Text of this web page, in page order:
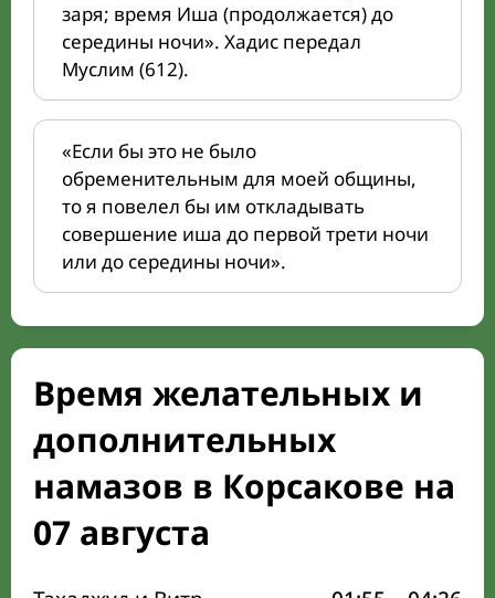
заря; время Иша (продолжается) до
середины ночи». Хадис передал
Муслим (612).
«Если бы это не было
обременительным для моей общины,
то я повелел бы им откладывать
совершение иша до первой трети ночи
или до середины ночи».
Время желательных и
дополнительных
намазов в Корсакове на
07 августа